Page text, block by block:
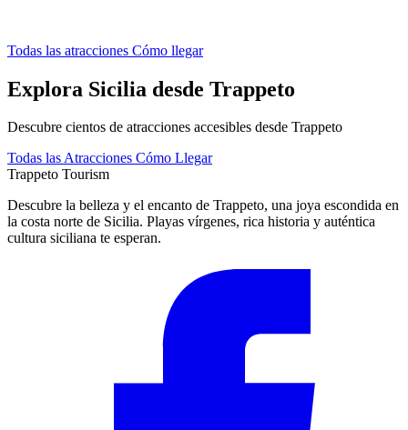
Todas las atracciones Cómo llegar
Explora Sicilia desde Trappeto
Descubre cientos de atracciones accesibles desde Trappeto
Todas las Atracciones Cómo Llegar
Trappeto Tourism
Descubre la belleza y el encanto de Trappeto, una joya escondida en
la costa norte de Sicilia. Playas vírgenes, rica historia y auténtica
cultura siciliana te esperan.